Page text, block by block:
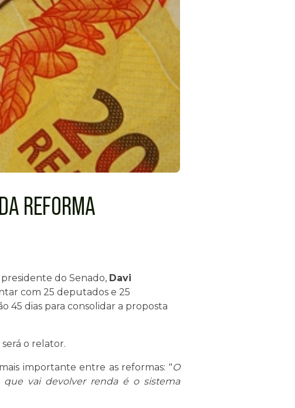
REFORMA
presidente do Senado, Davi
com 25 deputados e 25
45 dias para consolidar a proposta
o relator.
importante entre as reformas: "O
que vai devolver renda é o sistema